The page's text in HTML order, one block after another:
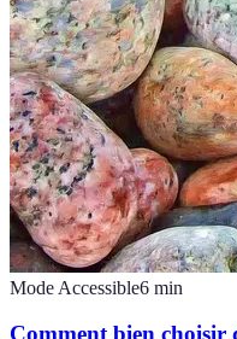
Mode Accessible6 min